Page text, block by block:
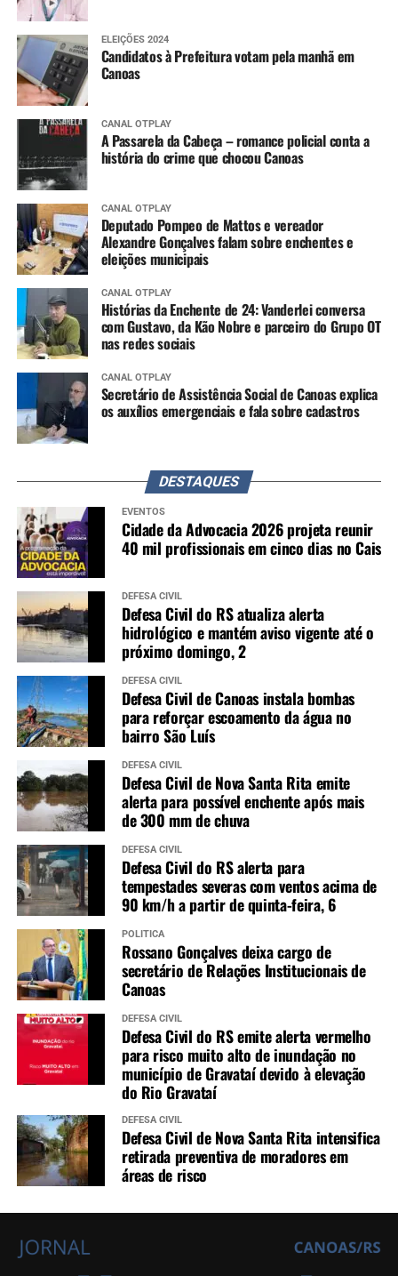
ELEIÇÕES 2024
Candidatos à Prefeitura votam pela manhã em
Canoas
CANAL OTPLAY
A Passarela da Cabeça – romance policial conta a
história do crime que chocou Canoas
CANAL OTPLAY
Deputado Pompeo de Mattos e vereador
Alexandre Gonçalves falam sobre enchentes e
eleições municipais
CANAL OTPLAY
Histórias da Enchente de 24: Vanderlei conversa
com Gustavo, da Kão Nobre e parceiro do Grupo OT
nas redes sociais
CANAL OTPLAY
Secretário de Assistência Social de Canoas explica
os auxílios emergenciais e fala sobre cadastros
DESTAQUES
EVENTOS
Cidade da Advocacia 2026 projeta reunir
40 mil profissionais em cinco dias no Cais
DEFESA CIVIL
Defesa Civil do RS atualiza alerta
hidrológico e mantém aviso vigente até o
próximo domingo, 2
DEFESA CIVIL
Defesa Civil de Canoas instala bombas
para reforçar escoamento da água no
bairro São Luís
DEFESA CIVIL
Defesa Civil de Nova Santa Rita emite
alerta para possível enchente após mais
de 300 mm de chuva
DEFESA CIVIL
Defesa Civil do RS alerta para
tempestades severas com ventos acima de
90 km/h a partir de quinta-feira, 6
POLÍTICA
Rossano Gonçalves deixa cargo de
secretário de Relações Institucionais de
Canoas
DEFESA CIVIL
Defesa Civil do RS emite alerta vermelho
para risco muito alto de inundação no
município de Gravataí devido à elevação
do Rio Gravataí
DEFESA CIVIL
Defesa Civil de Nova Santa Rita intensifica
retirada preventiva de moradores em
áreas de risco